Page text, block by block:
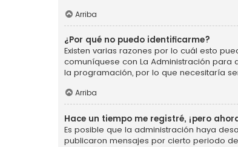
Arriba
¿Por qué no puedo identificarme?
Existen varias razones por lo cuál esto
comuníquese con La Administración
la programación, por lo que necesitaría
Arriba
Hace un tiempo me registré, ¡pero
Es posible que la administración haya
publicaron mensajes por cierto periodo